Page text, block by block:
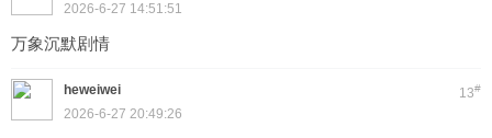
2026-6-27 14:51:51
万象沉默剧情
13#
heweiwei
2026-6-27 20:49:26